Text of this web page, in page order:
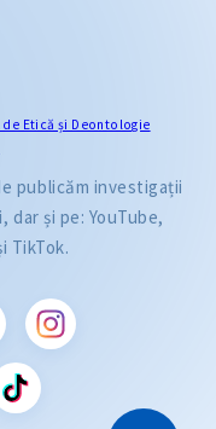
Etică și Deontologie
publicăm investigații
și pe: YouTube,
TikTok.